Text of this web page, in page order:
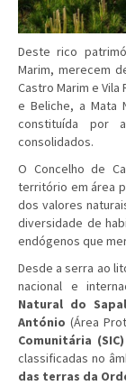
Deste rico
Marim, merecem
Castro Marim e
e Beliche, a Mata
constituída por
consolidados.
O Concelho de
território em área
dos valores
diversidade de
endógenos que
Desde a serra ao
nacional e
Natural do
António (Área
Comunitária
classificadas no
das terras da